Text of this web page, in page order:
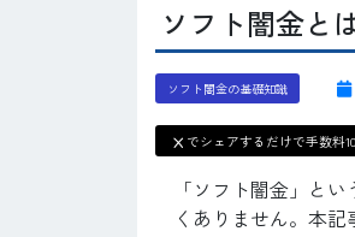
ソフト闇金と
ソフト闇金の基礎知識
X でシェアするだけで手数料
「ソフト闇金」と
くありません。本